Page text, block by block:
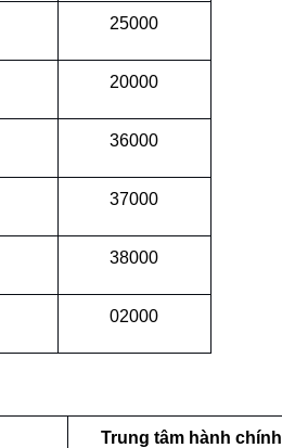
25000
20000
36000
37000
38000
02000
Trung tâm hành chính